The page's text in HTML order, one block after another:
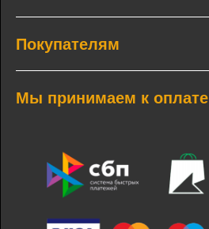
Покупателям
Мы принимаем к оплате